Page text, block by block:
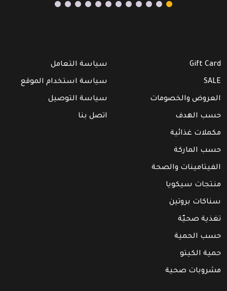
Gift Card
SALE
العروض والخصومات
حسب الهدف
مكملات غذائية
حسب الماركة
الفيتامينات والصحة
منتجات سيكويا
سناكات بروتين
تغذية صحيّة
حسب الحمية
حمية الكيتو
مشروبات صحية
سياسة التعامل
سياسة استخدام الموقع
سياسة التوصيل
اتصل بنا